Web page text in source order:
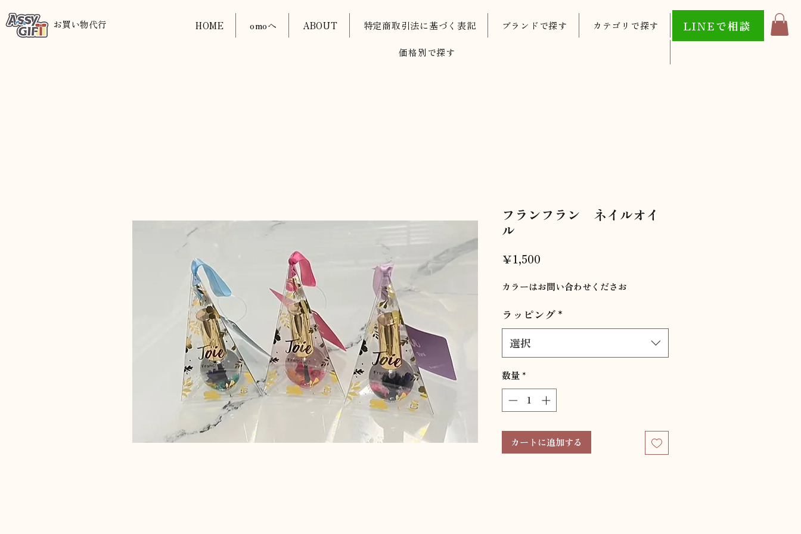
​お買い物代行 HOME omoへ ABOUT 特定商取引法に基づく表記 ブランドで探す カテゴリで探す
価格別で探す
LINEで相談
フランフラン ネイルオイ
ル
￥1,500
カラーはお問い合わせくださお
ラッピング*
選択
数量*
カートに追加する